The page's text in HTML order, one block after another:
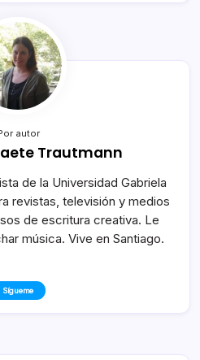
autor
Trautmann
de la Universidad Gabriela
revistas, televisión y medios
de escritura creativa. Le
música. Vive en Santiago.
Sígueme